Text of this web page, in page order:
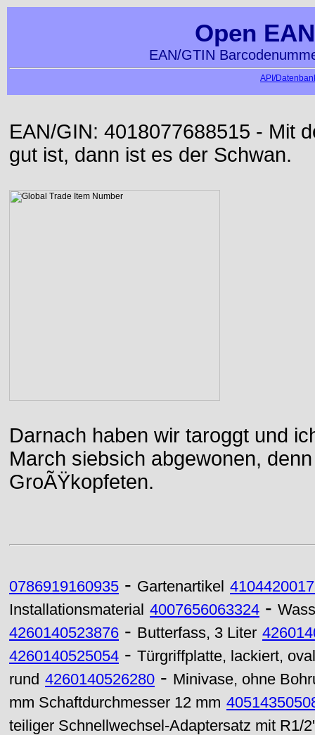
Open
EAN/GTIN
API/
EAN/GIN: 4018077688515 - Mit
gut ist, dann ist es der Schwan.
Darnach haben wir taroggt und
March siebsich abgewonen,
GroÃŸkopfeten.
0786919160935 - Gartenartikel
Installationsmaterial 4007656063324 -
4260140523876 - Butterfass, 3 Liter
4260140525054 - Türgriffplatte, lackiert,
rund 4260140526280 - Minivase, ohne
mm Schaftdurchmesser 12 mm
teiliger Schnellwechsel-Adaptersatz mit R1/